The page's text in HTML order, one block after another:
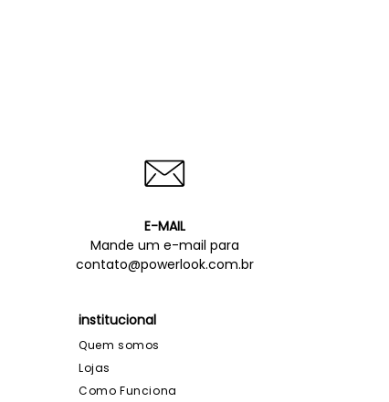
E-MAIL
Mande um e-mail para
contato@powerlook.com.br
institucional
Quem somos
Lojas
Como Funciona